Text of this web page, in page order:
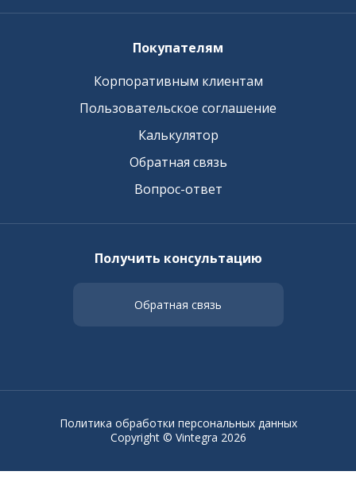
Покупателям
Корпоративным клиентам
Пользовательское соглашение
Калькулятор
Обратная связь
Вопрос-ответ
Получить консультацию
Обратная связь
Copyright © Vintegra 2026
Политика обработки персональных данных